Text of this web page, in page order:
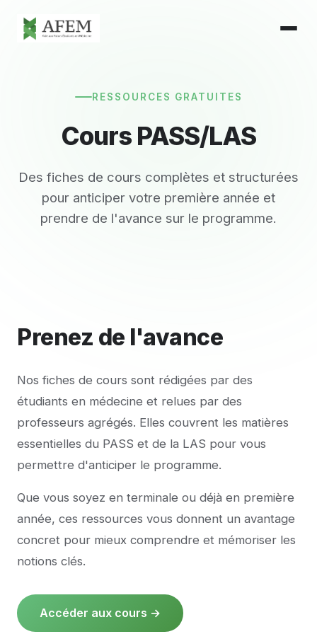
RESSOURCES GRATUITES
Cours PASS/LAS
Des fiches de cours complètes et structurées
pour anticiper votre première année et
prendre de l'avance sur le programme.
Prenez de l'avance
Nos fiches de cours sont rédigées par des
étudiants en médecine et relues par des
professeurs agrégés. Elles couvrent les matières
essentielles du PASS et de la LAS pour vous
permettre d'anticiper le programme.
Que vous soyez en terminale ou déjà en première
année, ces ressources vous donnent un avantage
concret pour mieux comprendre et mémoriser les
notions clés.
Accéder aux cours →